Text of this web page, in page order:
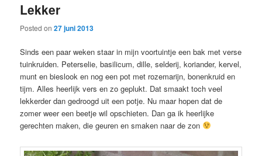
Lekker
Posted on27 juni 2013
Sinds een paar weken staar in mijn voortuintje een bak met verse
tuinkruiden. Peterselie, basilicum, dille, selderij, koriander, kervel,
munt en bieslook en nog een pot met rozemarijn, bonenkruid en
tijm. Alles heerlijk vers en zo geplukt. Dat smaakt toch veel
lekkerder dan gedroogd uit een potje. Nu maar hopen dat de
zomer weer een beetje wil opschieten. Dan ga ik heerlijke
gerechten maken, die geuren en smaken naar de zon